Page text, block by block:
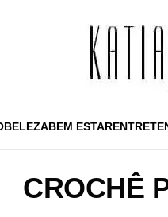
BELEZABEM ESTAR
CROCHÊ